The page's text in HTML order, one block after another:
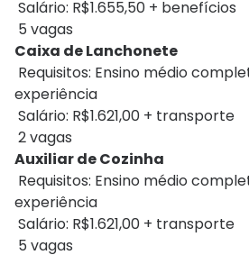
Salário: R$1.655,50 + benefícios
5 vagas
Caixa de Lanchonete
Requisitos: Ensino médio
experiência
Salário: R$1.621,00 + transporte
2 vagas
Auxiliar de Cozinha
Requisitos: Ensino médio
experiência
Salário: R$1.621,00 + transporte
5 vagas